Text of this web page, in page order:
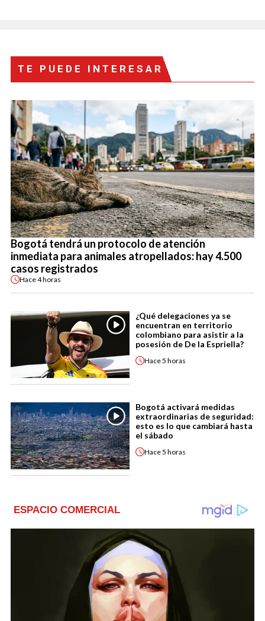
TE PUEDE INTERESAR
Bogotá tendrá un protocolo de atención
inmediata para animales atropellados: hay 4.500
casos registrados
Hace4 horas
¿Qué delegaciones ya se
encuentran en territorio
colombiano para asistir a la
posesión de De la Espriella?
Hace5 horas
Bogotá activará medidas
extraordinarias de seguridad:
esto es lo que cambiará hasta
el sábado
Hace5 horas